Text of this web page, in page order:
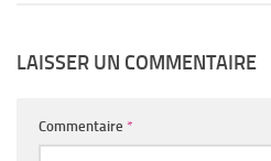
LAISSER UN COMMENTAIRE
Commentaire *